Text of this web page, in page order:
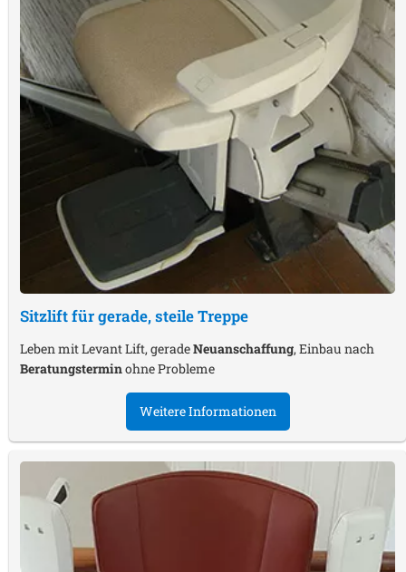
Sitzlift für gerade, steile Treppe
Leben mit Levant Lift, geradeNeuanschaffung, Einbau nach
Beratungsterminohne Probleme
Weitere Informationen